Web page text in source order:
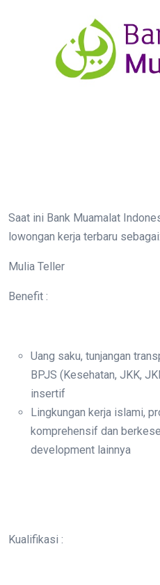
Saat ini Bank Muamalat
lowongan kerja terbaru sebagai:
Mulia Teller
Benefit :
Uang saku, tunjangan
BPJS (Kesehatan, JKK,
insertif
Lingkungan kerja islami,
komprehensif dan
development lainnya
Kualifikasi :